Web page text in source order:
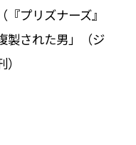
プリズナーズ』
された男」（ジ